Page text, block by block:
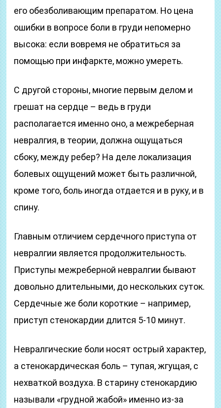
его обезболивающим препаратом. Но цена
ошибки в вопросе боли в груди непомерно
высока: если вовремя не обратиться за
помощью при инфаркте, можно умереть.
С другой стороны, многие первым делом и
грешат на сердце – ведь в груди
располагается именно оно, а межреберная
невралгия, в теории, должна ощущаться
сбоку, между ребер? На деле локализация
болевых ощущений может быть различной,
кроме того, боль иногда отдается и в руку, и в
спину.
Главным отличием сердечного приступа от
невралгии является продолжительность.
Приступы межреберной невралгии бывают
довольно длительными, до нескольких суток.
Сердечные же боли короткие – например,
приступ стенокардии длится 5-10 минут.
Невралгические боли носят острый характер,
а стенокардическая боль – тупая, жгущая, с
нехваткой воздуха. В старину стенокардию
называли «грудной жабой» именно из-за